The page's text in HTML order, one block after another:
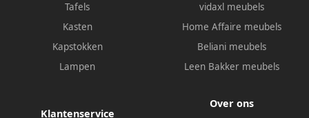
Tafels
Kasten
Kapstokken
Lampen
vidaxl meubels
Home Affaire meubels
Beliani meubels
Leen Bakker meubels
Klantenservice
Over ons